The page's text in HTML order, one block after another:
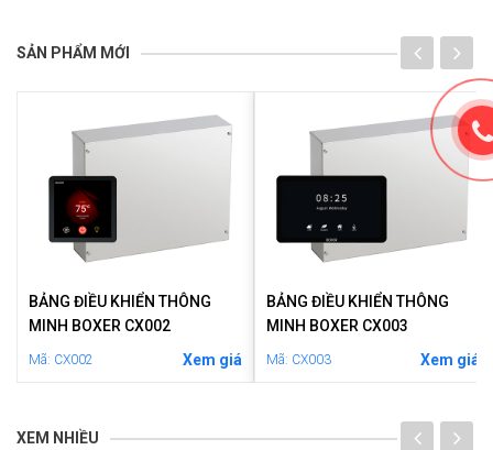
SẢN PHẨM MỚI
BẢNG ĐIỀU KHIỂN THÔNG
MINH BOXER CX002
Mã: CX002 Xem giá
BẢNG ĐIỀU KHIỂN THÔNG
MINH BOXER CX003
Mã: CX003 Xem giá
XEM NHIỀU